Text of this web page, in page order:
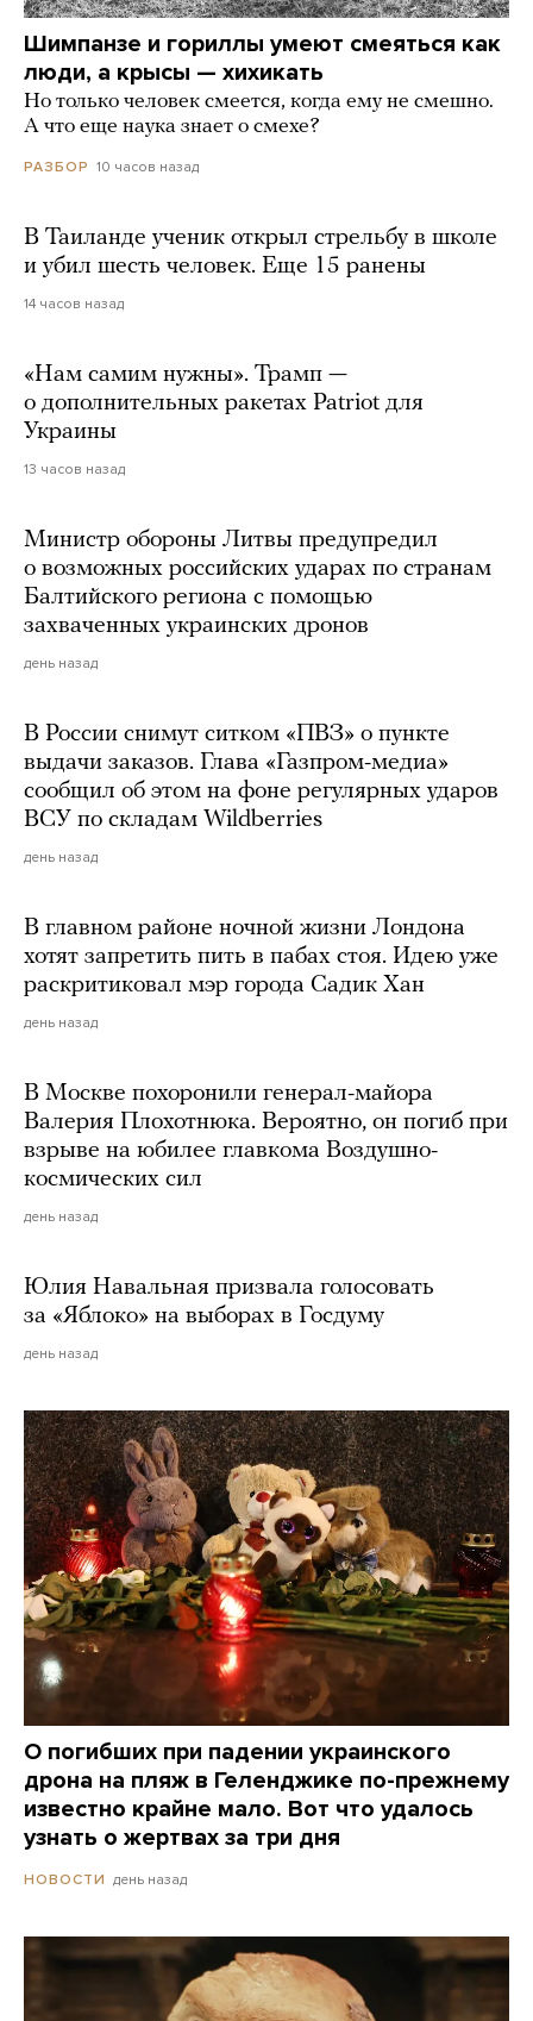
Шимпанзе и гориллы умеют смеяться как
люди, а крысы — хихикать
Но только человек смеется, когда ему не смешно.
А что еще наука знает о смехе?
РАЗБОР 10 часов назад
В Таиланде ученик открыл стрельбу в школе
и убил шесть человек. Еще 15 ранены
14 часов назад
«Нам самим нужны». Трамп —
о дополнительных ракетах Patriot для
Украины
13 часов назад
Министр обороны Литвы предупредил
о возможных российских ударах по странам
Балтийского региона с помощью
захваченных украинских дронов
день назад
В России снимут ситком «ПВЗ» о пункте
выдачи заказов. Глава «Газпром-медиа»
сообщил об этом на фоне регулярных ударов
ВСУ по складам Wildberries
день назад
В главном районе ночной жизни Лондона
хотят запретить пить в пабах стоя. Идею уже
раскритиковал мэр города Садик Хан
день назад
В Москве похоронили генерал-майора
Валерия Плохотнюка. Вероятно, он погиб при
взрыве на юбилее главкома Воздушно-
космических сил
день назад
Юлия Навальная призвала голосовать
за «Яблоко» на выборах в Госдуму
день назад
О погибших при падении украинского
дрона на пляж в Геленджике по-прежнему
известно крайне мало. Вот что удалось
узнать о жертвах за три дня
НОВОСТИ день назад